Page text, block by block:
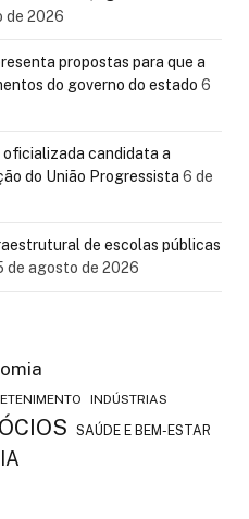
de 2026
propostas para que a
do governo do estado 6
candidata a
do União Progressista 6 de
de escolas públicas
de agosto de 2026
INDÚSTRIAS
SAÚDE E BEM-ESTAR